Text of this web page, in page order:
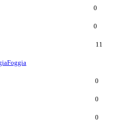
0
0
11
Foggia
0
0
0